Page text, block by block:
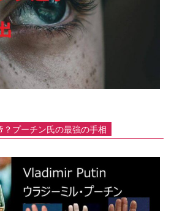
？プーチン氏の最強の手相